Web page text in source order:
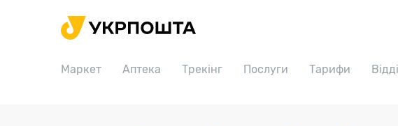
Маркет Аптека Трекінг Послуги Тарифи
Головна
Аптека